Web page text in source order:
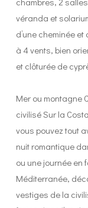
véranda et
d’une cheminée
à 4 vents, bien
et clôturée de
Mer ou montagne
civilisé Sur la
vous pouvez tout
nuit romantique
ou une journée en
Méditerranée,
vestiges de la